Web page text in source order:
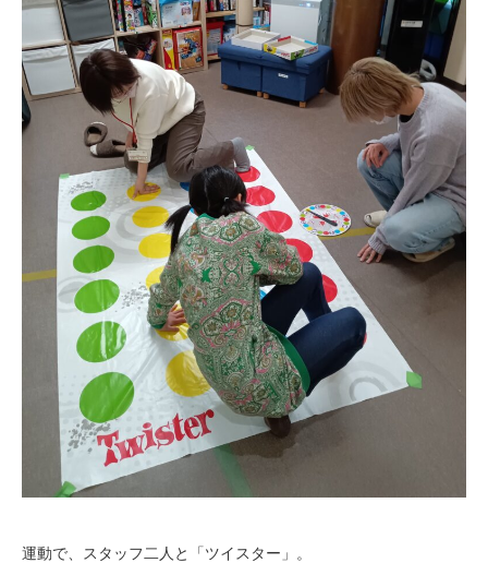
運動で、スタッフ二人と「ツイスター」。